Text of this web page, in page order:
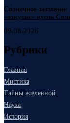
Солнечное
«откусит» кусок
09.08.2026
Рубрики
Главная
Мистика
Тайны вселенной
Наука
История